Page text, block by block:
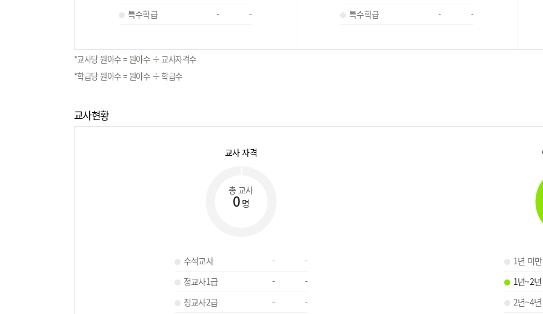
특수학급
- -
특수학급
- -
*교사당 원아수 = 원아수 ÷ 교사자격수
*학급당 원아수 = 원아수 ÷ 학급수
교사현황
교사 자격
총 교사
0 명
수석교사 -
-
정교사1급
-
-
정교사2급
-
-
1년 미만
1년~2
2년~4